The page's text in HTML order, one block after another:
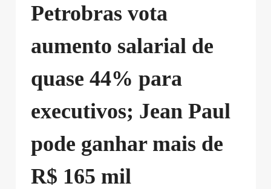
Petrobras vota
aumento salarial de
quase 44% para
executivos; Jean Paul
pode ganhar mais de
R$ 165 mil